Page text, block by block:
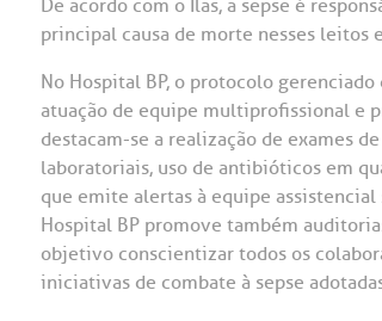
De acordo com o Ilas, a sepse é
principal causa de morte nesses leitos
No Hospital BP, o protocolo
atuação de equipe multiprofissional e
destacam-se a realização de exames
laboratoriais, uso de antibióticos em
que emite alertas à equipe
Hospital BP promove também
objetivo conscientizar todos os
iniciativas de combate à sepse